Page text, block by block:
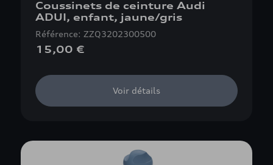
Coussinets de ceinture Audi
ADUI, enfant, jaune/gris
Référence: ZZQ3202300500
15,00 €
Voir détails